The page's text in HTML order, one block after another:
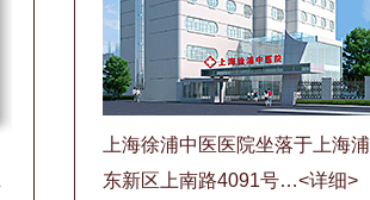
上海徐浦中医医院坐落于上海浦
东新区上南路4091号…<详细>